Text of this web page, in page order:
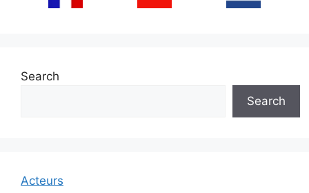
Search
Search
Acteurs